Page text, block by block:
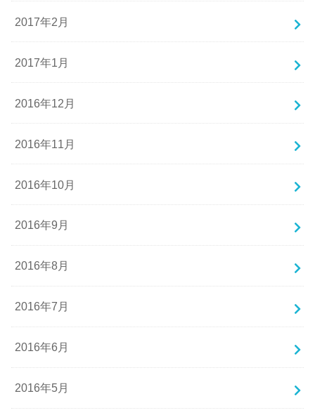
2017年2月
2017年1月
2016年12月
2016年11月
2016年10月
2016年9月
2016年8月
2016年7月
2016年6月
2016年5月